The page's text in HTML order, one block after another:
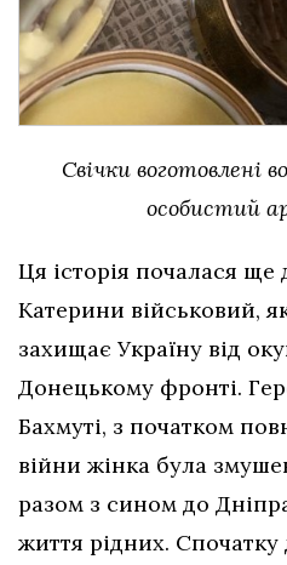
Свічки воготовлені
особистий
Ця історія почалася ще
Катерини військовий,
захищає Україну від
Донецькому фронті.
Бахмуті, з початком
війни жінка була
разом з сином до
життя рідних.